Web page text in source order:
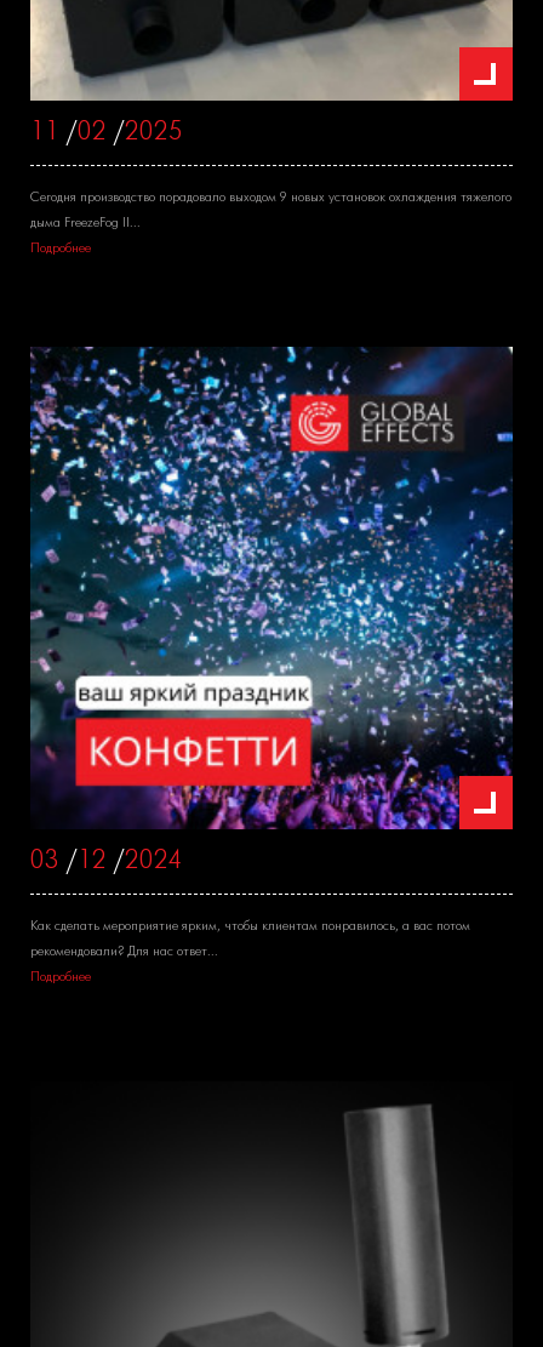
/02 /2025
Сегодня производство порадовало выходом 9 новых установок охлаждения тяжелого
дыма FreezeFog II...
Подробнее
03 / 12 /2024
Как сделать мероприятие ярким, чтобы клиентам понравилось, а вас потом
рекомендовали? Для нас ответ...
Подробнее